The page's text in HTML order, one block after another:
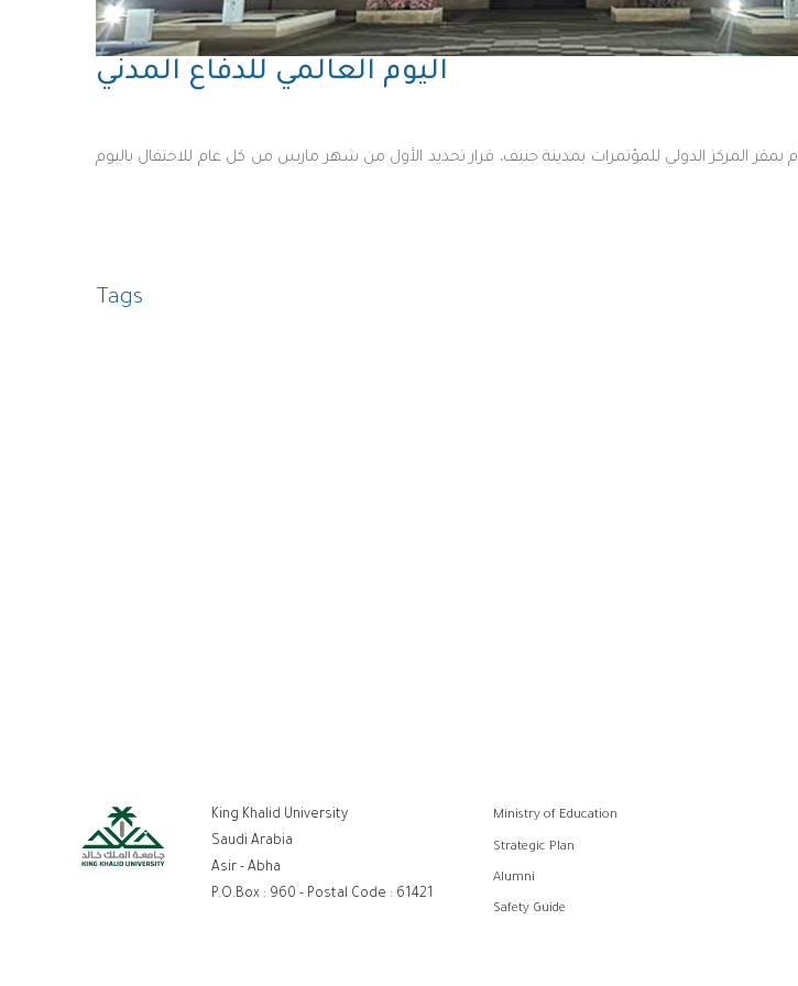
اليوم العالمي للدفاع المدني
اعتمدت الجمعية العامة التاسعة للمنظمة الدولية للحماية المدنية في 18 ديسمبر 1990م بمقر المركز الدولي للمؤتمرات بمدينة جنيف، قرار تحديد الأول من شهر مارس من كل عام للاحتفال باليوم
Tags
King Khalid University
Saudi Arabia
Asir - Abha
P.O.Box : 960 - Postal Code : 61421
روابط
الفوتر
Ministry of Education
Strategic Plan
Alumni
Safety Guide